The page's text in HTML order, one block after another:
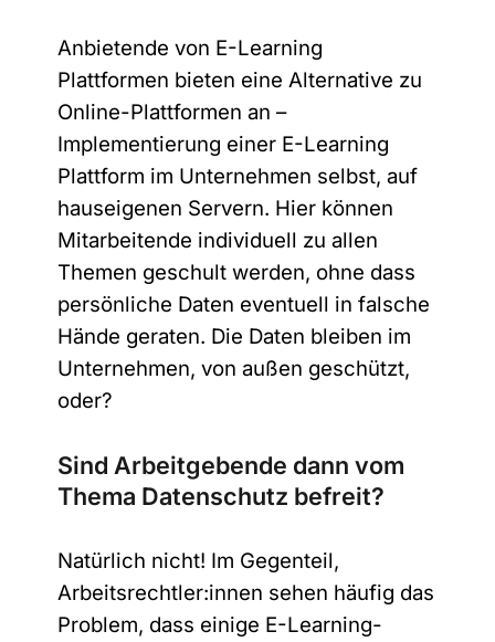
Anbietende von E-Learning
Plattformen bieten eine Alternative zu
Online-Plattformen an –
Implementierung einer E-Learning
Plattform im Unternehmen selbst, auf
hauseigenen Servern. Hier können
Mitarbeitende individuell zu allen
Themen geschult werden, ohne dass
persönliche Daten eventuell in falsche
Hände geraten. Die Daten bleiben im
Unternehmen, von außen geschützt,
oder?
Sind Arbeitgebende dann vom
Thema Datenschutz befreit?
Natürlich nicht! Im Gegenteil,
Arbeitsrechtler:innen sehen häufig das
Problem, dass einige E-Learning-